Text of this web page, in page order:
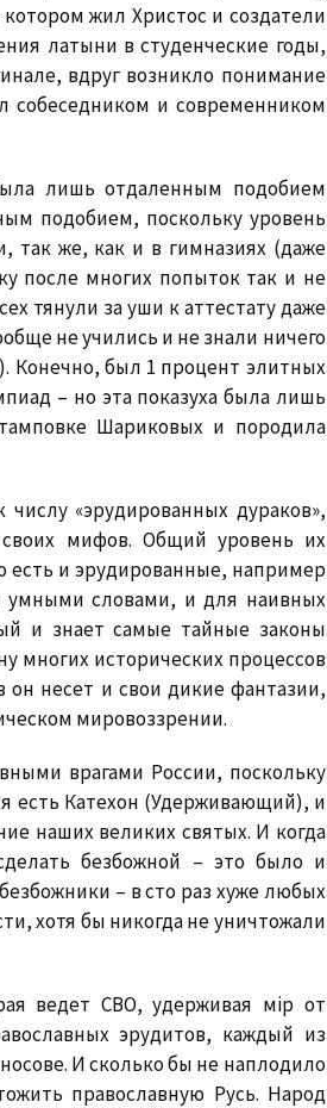
жил Христос и создатели
латыни в студенческие годы,
вдруг возникло понимание
собеседником и современником
лишь отдаленным подобием
подобием, поскольку уровень
так же, как и в гимназиях (даже
после многих попыток так и не
тянули за уши к аттестату даже
не учились и не знали ничего
Конечно, был 1 процент элитных
– но эта показуха была лишь
Шариковых и породила
«эрудированных дураков»,
мифов. Общий уровень их
есть и эрудированные, например
умными словами, и для наивных
и знает самые тайные законы
многих исторических процессов
несет и свои дикие фантазии,
мировоззрении.
врагами России, поскольку
есть Катехон (Удерживающий), и
наших великих святых. И когда
безбожной – это было и
– в сто раз хуже любых
хотя бы никогда не уничтожали
ведет СВО, удерживая мiр от
эрудитов, каждый из
И сколько бы не наплодило
православную Русь. Народ